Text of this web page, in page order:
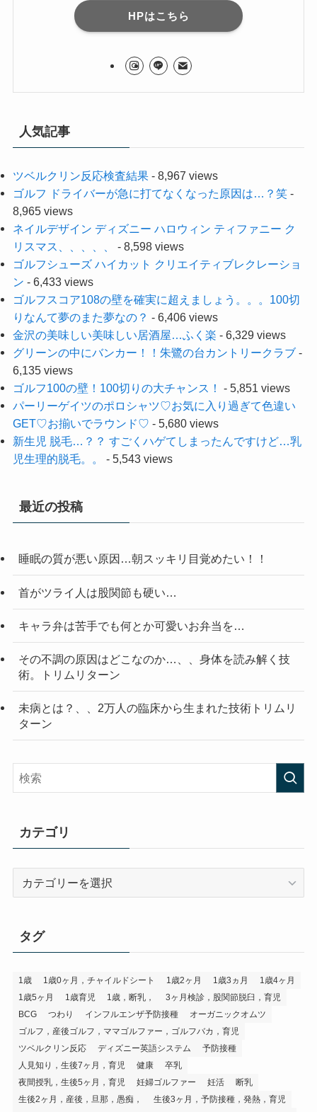
HPはこちら
人気記事
ツベルクリン反応検査結果- 8,967 views
ゴルフ ドライバーが急に打てなくなった原因は…？笑-
8,965 views
ネイルデザイン ディズニー ハロウィン ティファニー ク
リスマス、、、、、
- 8,598 views
ゴルフシューズ ハイカット クリエイティブレクレーショ
ン - 6,433 views
ゴルフスコア108の壁を確実に超えましょう。。。100切
りなんて夢のまた夢なの？ - 6,406 views
金沢の美味しい美味しい居酒屋…ふく楽 - 6,329 views
グリーンの中にバンカー！！朱鷺の台カントリークラブ-
6,135 views
ゴルフ100の壁！100切りの大チャンス！
- 5,851 views
パーリーゲイツのポロシャツ♡お気に入り過ぎて色違い
GET♡お揃いでラウンド♡ - 5,680 views
新生児 脱毛…？？ すごくハゲてしまったんですけど…乳
児生理的脱毛。。
- 5,543 views
最近の投稿
睡眠の質が悪い原因…朝スッキリ目覚めたい！！
首がツライ人は股関節も硬い…
キャラ弁は苦手でも何とか可愛いお弁当を…
その不調の原因はどこなのか…、、身体を読み解く技
術。トリムリターン
未病とは？、、2万人の臨床から生まれた技術トリムリ
ターン
カテゴリ
タグ
1歳 1歳0ヶ月，チャイルドシート 1歳2ヶ月 1歳3ヵ月
1歳4ヶ月
1歳5ヶ月
1歳育児 1歳，断乳，
3ヶ月検診，股関節脱臼，育児
BCG
つわり インフルエンザ予防接種
オーガニックオムツ
ゴルフ，産後ゴルフ，ママゴルファー，ゴルフバカ，育児
ツベルクリン反応
ディズニー英語システム
予防接種
人見知り，生後7ヶ月，育児
健康
卒乳
夜間授乳，生後5ヶ月，育児
妊婦ゴルファー 妊活
断乳
生後2ヶ月，産後，旦那，愚痴，
生後3ヶ月，予防接種，発熱，育児